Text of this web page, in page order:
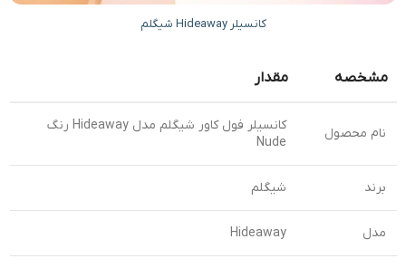
کانسیلر Hideaway شیگلم
مشخصه مقدار
نام محصول
کانسیلر فول کاور شیگلم مدل Hideaway رنگ
Nude
برند شیگلم
مدل Hideaway